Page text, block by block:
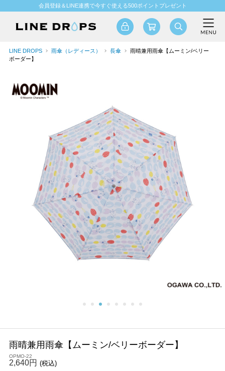
会員登録＆LINE連携で今すぐ使える500ポイントプレゼント
LINE DROPS 雨傘（レディース） 長傘
雨晴兼用雨傘【ムーミン/ベリー
ボーダー】
雨晴兼用雨傘【ムーミン/ベリーボーダー】
OPMO-22
2,640円 (税込)